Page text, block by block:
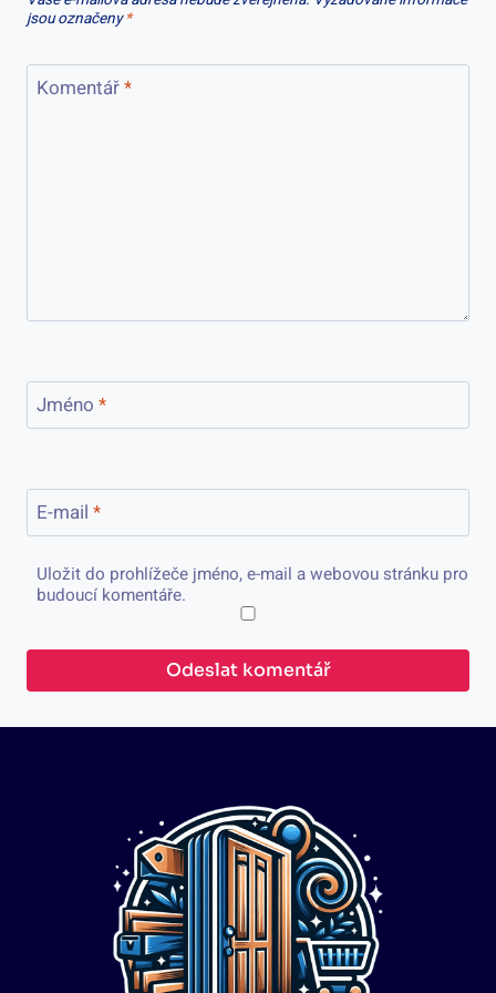
jsou označeny*
Komentář*
Jméno *
E-mail *
Uložit do prohlížeče jméno, e-mail a webovou stránku pro
budoucí komentáře.